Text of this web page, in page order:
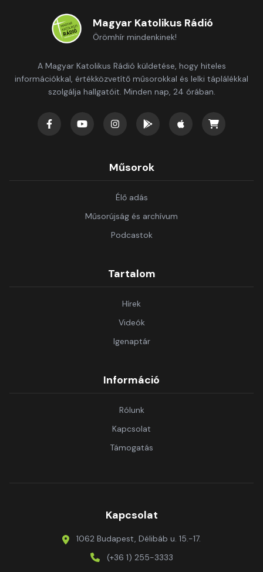
Magyar Katolikus Rádió
Örömhír mindenkinek!
A Magyar Katolikus Rádió küldetése, hogy hiteles
információkkal, értékközvetítő műsorokkal és lelki táplálékkal
szolgálja hallgatóit. Minden nap, 24 órában.
Műsorok
Élő adás
Műsorújság és archívum
Podcastok
Tartalom
Hírek
Videók
Igenaptár
Információ
Rólunk
Kapcsolat
Támogatás
Kapcsolat
1062 Budapest, Délibáb u. 15.-17.
(+36 1) 255-3333